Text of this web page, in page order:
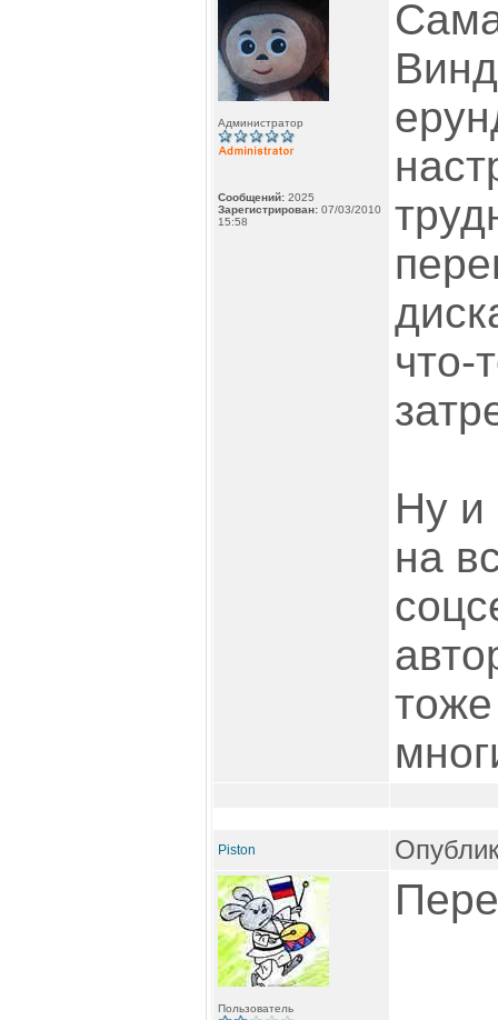
Администратор
Сообщений: 2025
Зарегистрирован: 07/03/2010
15:58
что-
Ну и
на
Piston
Пользователь